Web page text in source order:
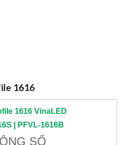
1616
1616 VinaLED
| PFVL-1616B
SỐ